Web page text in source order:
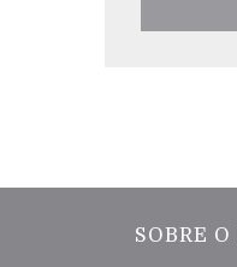
SOBRE O